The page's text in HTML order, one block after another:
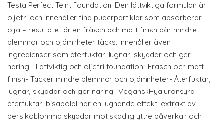
Testa Perfect Teint Foundation! Den lättviktiga formulan är
oljefri och innehåller fina puderpartiklar som absorberar
olja – resultatet är en fräsch och matt finish där mindre
blemmor och ojämnheter täcks. Innehåller även
ingredienser som återfuktar, lugnar, skyddar och ger
näring.- Lättviktig och oljefri foundation- Fräsch och matt
finish- Täcker mindre blemmor och ojämnheter- Återfuktar,
lugnar, skyddar och ger näring- VeganskHyaluronsyra
återfuktar, bisabolol har en lugnande effekt, extrakt av
persikoblomma skyddar mot skadlig yttre påverkan och